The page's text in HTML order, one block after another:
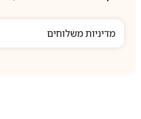
מדיניות משלוחים